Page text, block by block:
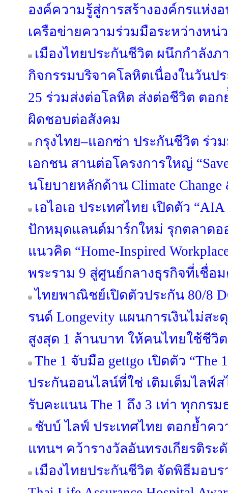
องค์ความรู้สู่การสร้างองค์กรแห่ง
เครือข่ายความร่วมมือระหว่างหน่
เมืองไทยประกันชีวิต ผนึกกำลัง
กิจกรรมบริจาคโลหิตเนื่องในวันป
25 ร่วมส่งต่อโลหิต ส่งต่อชีวิต ตอ
ผิดชอบต่อสังคม
กรุงไทย–แอกซ่า ประกันชีวิต ร่ว
เอกชน สานต่อโครงการใหญ่
นโยบายหลักด้าน Climate Change
เอไอเอ ประเทศไทย เปิดตัว
ปักหมุดแลนด์มาร์กใหม่ รุกตลาด
แนวคิด “Home-Inspired
พระราม 9 สู่ศูนย์กลางธุรกิจที่เชื่อ
ไทยพาณิชย์เปิดตัวประกัน 80/8
รนด์ Longevity แผนการเงินไม่สะ
สูงสุด 1 ล้านบาท ให้คนไทยใช้ชีวิ
The 1 จับมือ gettgo เปิดตัว “The
ประกันออนไลน์ที่ใช่ เติมเต็มไลฟ์
รับคะแนน The 1 ถึง 3 เท่า ทุกกรม
ชับบ์ ไลฟ์ ประเทศไทย ตอกย้ำค
แทนฯ คว้ารางวัลอันทรงเกียรติระ
เมืองไทยประกันชีวิต จัดพิธีมอบร